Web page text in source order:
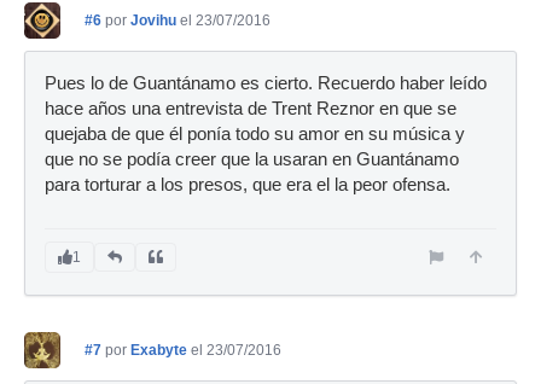
#6 por Jovihu el 23/07/2016
Pues lo de Guantánamo es cierto. Recuerdo haber leído
hace años una entrevista de Trent Reznor en que se
quejaba de que él ponía todo su amor en su música y
que no se podía creer que la usaran en Guantánamo
para torturar a los presos, que era el la peor ofensa.
1
#7 por Exabyte el 23/07/2016